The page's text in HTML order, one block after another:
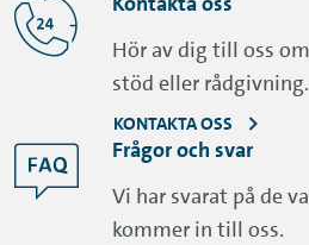
Hör av dig till oss
stöd eller rådgivning.
KONTAKTA OSS
Frågor och svar
Vi har svarat på de
kommer in till oss.